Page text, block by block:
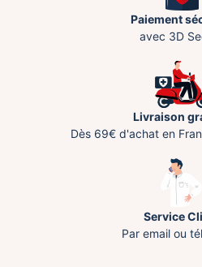
Paiement
avec 3D
Livraison
Dès 69€ d'achat en
Service
Par email ou